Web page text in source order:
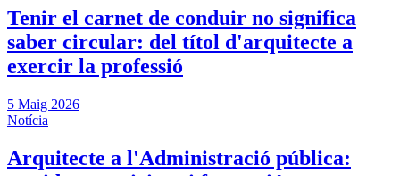
Tenir el carnet de conduir no significa
saber circular: del títol d'arquitecte a
exercir la professió
5 Maig 2026
Notícia
Arquitecte a l'Administració pública: